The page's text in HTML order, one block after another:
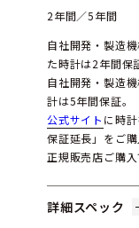
2年間／5年間
自社開発・製造
た時計は2年間保
自社開発・製造
計は5年間保証。
公式サイト に時
保証延長」をご購
正規販売店ご購
詳細スペック